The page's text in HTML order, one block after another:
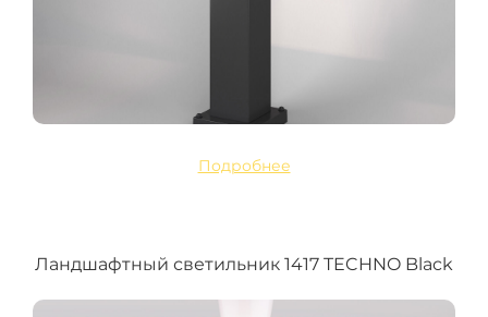
Подробнее
Ландшафтный светильник 1417 TECHNO Black